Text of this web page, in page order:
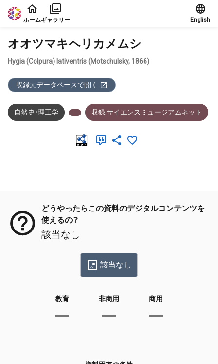
本文に飛ぶ
ホームギャラリー English
オオツマキヘリカメムシ
Hygia (Colpura) lativentris (Motschulsky, 1866)
収録元データベースで開く
自然史・理工学 収録:サイエンスミュージアムネット
どうやったらこの資料のデジタルコンテンツを
使えるの？
該当なし
該当なし
教育 非商用 商用